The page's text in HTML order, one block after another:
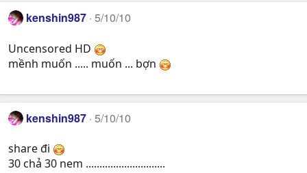
kenshin987 5/10/10
Uncensored HD
mềnh muốn ..... muốn ... bợn
kenshin987 5/10/10
share đi
30 chả 30 nem .............................